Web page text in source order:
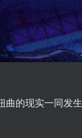
曲的现实一同